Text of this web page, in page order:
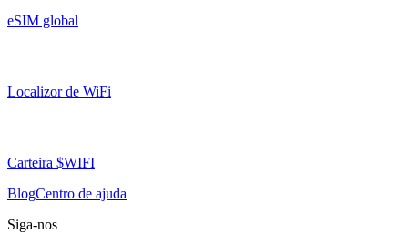
eSIM global
Localizor de WiFi
Carteira $WIFI
BlogCentro de ajuda
Siga-nos